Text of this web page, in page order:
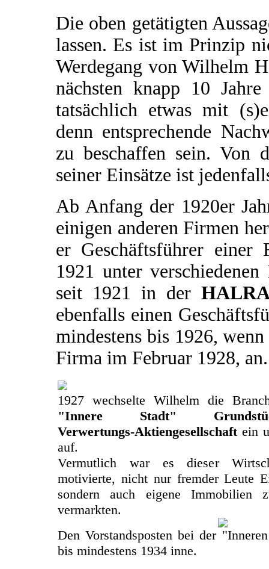
Die oben getätigten
lassen. Es ist im Prinzip
Werdegang von Wilhelm
nächsten knapp 10
tatsächlich etwas mit
denn entsprechende
zu beschaffen sein. Von
seiner Einsätze ist
Ab Anfang der 1920er
einigen anderen Firmen
er Geschäftsführer einer
1921 unter
seit 1921 in der
ebenfalls einen
mindestens bis 1926,
Firma im Februar 1928, an.
1927 wechselte Wilhelm die
"Innere Stadt"
Verwertungs-Aktiengesellschaftein
auf.
Vermutlich war es dieser
motivierte, nicht nur fremder Leute
sondern auch eigene Immobilien
vermarkten.
Den Vorstandsposten bei der
bis mindestens 1934 inne.